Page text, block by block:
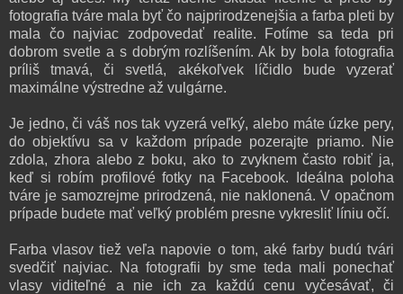
fotografia tváre mala byť čo najprirodzenejšia a farba pleti by
mala čo najviac zodpovedať realite. Fotíme sa teda pri
dobrom svetle a s dobrým rozlíšením. Ak by bola fotografia
príliš tmavá, či svetlá, akékoľvek líčidlo bude vyzerať
maximálne výstredne až vulgárne.
Je jedno, či váš nos tak vyzerá veľký, alebo máte úzke pery,
do objektívu sa v každom prípade pozerajte priamo. Nie
zdola, zhora alebo z boku, ako to zvyknem často robiť ja,
keď si robím profilové fotky na Facebook. Ideálna poloha
tváre je samozrejme prirodzená, nie naklonená. V opačnom
prípade budete mať veľký problém presne vykresliť líniu očí.
Farba vlasov tiež veľa napovie o tom, aké farby budú tvári
svedčiť najviac. Na fotografii by sme teda mali ponechať
vlasy viditeľné a nie ich za každú cenu vyčesávať, či